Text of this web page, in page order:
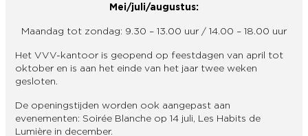
Mei/juli/augustus:
Maandag tot zondag: 9.30 – 13.00 uur / 14.00 – 18.00 uur
Het VVV-kantoor is geopend op feestdagen van april tot
oktober en is aan het einde van het jaar twee weken
gesloten.
De openingstijden worden ook aangepast aan
evenementen: Soirée Blanche op 14 juli, Les Habits de
Lumière in december.